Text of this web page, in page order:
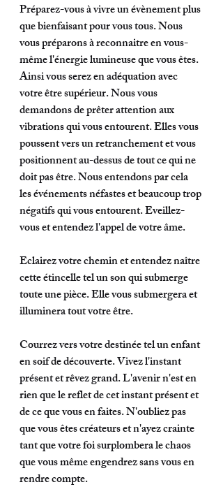
Préparez-vous à vivre un évènement plus
que bienfaisant pour vous tous. Nous
vous préparons à reconnaitre en vous-
même l'énergie lumineuse que vous êtes.
Ainsi vous serez en adéquation avec
votre être supérieur. Nous vous
demandons de prêter attention aux
vibrations qui vous entourent. Elles vous
poussent vers un retranchement et vous
positionnent au-dessus de tout ce qui ne
doit pas être. Nous entendons par cela
les événements néfastes et beaucoup trop
négatifs qui vous entourent. Eveillez-
vous et entendez l'appel de votre âme.
Eclairez votre chemin et entendez naître
cette étincelle tel un son qui submerge
toute une pièce. Elle vous submergera et
illuminera tout votre être.
Courrez vers votre destinée tel un enfant
en soif de découverte. Vivez l'instant
présent et rêvez grand. L'avenir n'est en
rien que le reflet de cet instant présent et
de ce que vous en faites. N'oubliez pas
que vous êtes créateurs et n'ayez crainte
tant que votre foi surplombera le chaos
que vous même engendrez sans vous en
rendre compte.